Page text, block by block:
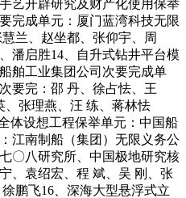
艺开辟研究及财产化使用保举
完成单元：厦门蓝湾科技无限
兰、赵坐都、张仰宇、周
潘启胜14、自升式钻井平台模
舶工业集团公司次要完成单
要完：邵 丹、徐占怯、王
、张理燕、汪 练、蒋林怯
体设想工程保举单元：中国船
江南制船（集团）无限义务公
〇八研究所、中国极地研究核
、袁绍宏、程 斌、吴 刚、张
鹏飞16、深海大型悬浮式立